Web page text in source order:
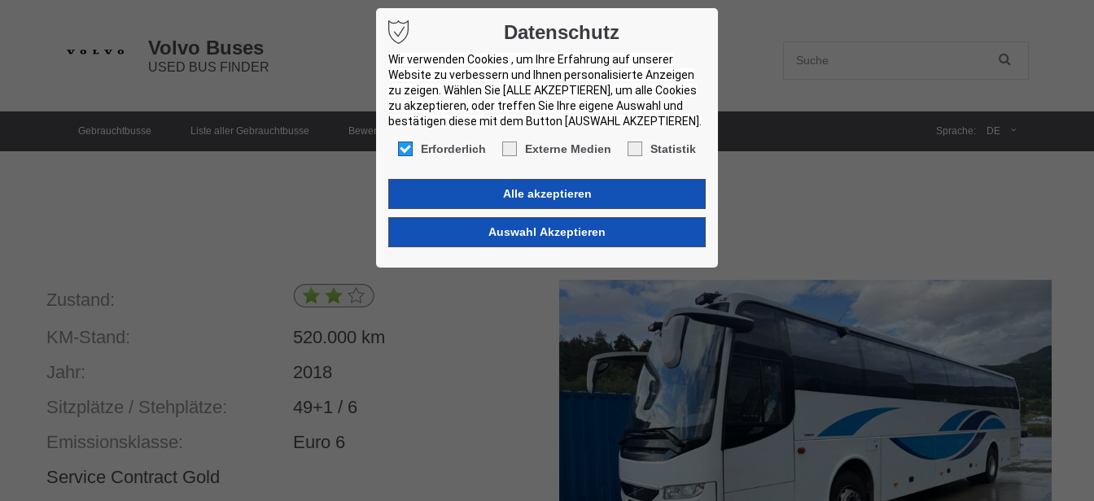
Datenschutz
Wir verwenden Cookies , um Ihre Erfahrung auf unserer
Website zu verbessern und Ihnen personalisierte Anzeigen
zu zeigen. Wählen Sie [ALLE AKZEPTIEREN], um alle Cookies
zu akzeptieren, oder treffen Sie Ihre eigene Auswahl und
bestätigen diese mit dem Button [AUSWAHL AKZEPTIEREN].
Erforderlich Externe Medien Statistik
Volvo Buses
USED BUS FINDER
Sprache: DE
Gebrauchtbusse Liste aller Gebrauchtbusse Bewertungssystem Gebrauchtbus-Zentren
Volvo 9700H. 3 Units!
004
Zustand:
KM-Stand:
520.000 km
Jahr:
2018
Sitzplätze / Stehplätze:
49+1 / 6
Emissionsklasse:
Euro 6
Service Contract Gold